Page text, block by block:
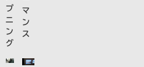
プ
ニ
ン
グ
マ
ン
ス